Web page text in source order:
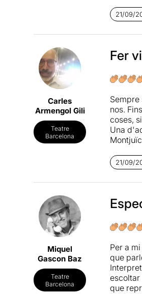
cert,
d’igual
que
21/09/
Carles
Armengol Gili
Teatre
Barcelona
Fer
nos.
coses,
Una
Un
negat
quatre
El
Astrid
passat
a la
seu.
21/09/
Miquel
Gascon Baz
Teatre
Barcelona
Per a
que
escoltar
que